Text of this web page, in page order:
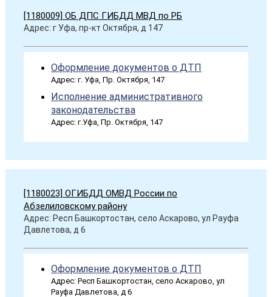
[1180009] ОБ ДПС ГИБДД МВД по РБ
Адрес: г Уфа, пр-кт Октября, д 147
Оформление документов о ДТП
Адрес: г. Уфа, Пр. Октября, 147
Исполнение административного
законодательства
Адрес: г.Уфа, Пр. Октября, 147
[1180023] ОГИБДД ОМВД России по
Абзелиловскому району
Адрес: Респ Башкортостан, село Аскарово, ул Рауфа
Давлетова, д 6
Оформление документов о ДТП
Адрес: Респ Башкортостан, село Аскарово, ул
Рауфа Давлетова, д 6